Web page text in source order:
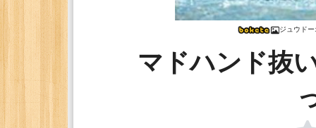
ジュウド
マドハンド抜